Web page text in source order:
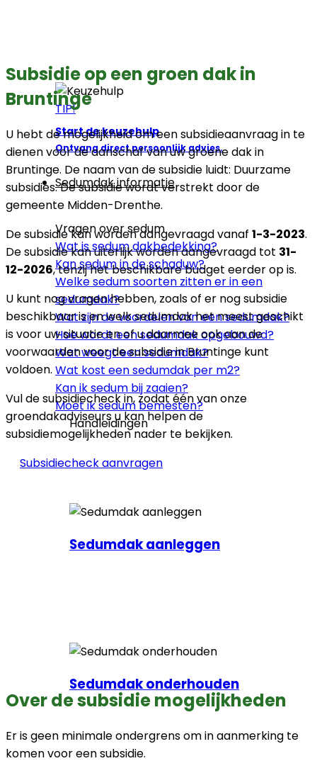
TIP!
Start de keuzehulp
Ontvang direct persoonlijk advies.
Sedumdak informatie
Vragen over sedum
Wat is sedum dakbedekking?
Kan sedum in de schaduw?
Welke sedum soorten zitten er in een
sedumdak?
Wat zijn de voordelen van een sedumdak?
Hoe wordt een sedumdak opgebouwd?
Wat weegt een sedumdak?
Wat kost een sedumdak per m2?
Kan ik sedum bij zaaien?
Moet ik sedum bemesten?
Handleidingen
Sedumdak aanleggen
Sedumdak onderhouden
Subsidie op een groen dak in
Bruntinge
U hebt de mogelijkheid om een subsidieaanvraag in te
dienen voor de aanschaf van uw groene dak in
Bruntinge. De naam van de subsidie luidt: Duurzame
subsidies. De subsidie wordt verstrekt door de
gemeente Midden-Drenthe.
De subsidie kan worden aangevraagd vanaf 1-3-2023.
De subsidie kan uiterlijk worden aangevraagd tot 31-
12-2026, tenzij het beschikbare budget eerder op is.
U kunt nog vragen hebben, zoals of er nog subsidie
beschikbaar is en welk sedumdak het meest geschikt
is voor uw situatie en of u daarmee ook aan de
voorwaarden voor de subsidie in Bruntinge kunt
voldoen.
Vul de subsidiecheck in, zodat één van onze
groendakadviseurs u kan helpen de
subsidiemogelijkheden nader te bekijken.
Subsidiecheck aanvragen
Over de subsidie mogelijkheden
Er is geen minimale ondergrens om in aanmerking te
komen voor een subsidie.